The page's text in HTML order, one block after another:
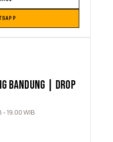
BANDUNG | DROP
19.00 WIB